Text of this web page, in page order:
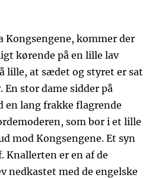
Kongsengene, kommer der
kørende på en lille lav
lille, at sædet og styret er sat
En stor dame sidder på
en lang frakke flagrende
som bor i et lille
mod Kongsengene. Et syn
Knallerten er en af de
nedkastet med de engelske